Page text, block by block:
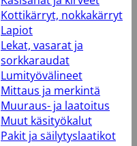
Kottikärryt, nokkakärryt
Lapiot
Lekat, vasarat ja
sorkkaraudat
Lumityövälineet
Mittaus ja merkintä
Muuraus- ja laatoitus
Muut käsityökalut
Pakit ja säilytyslaatikot